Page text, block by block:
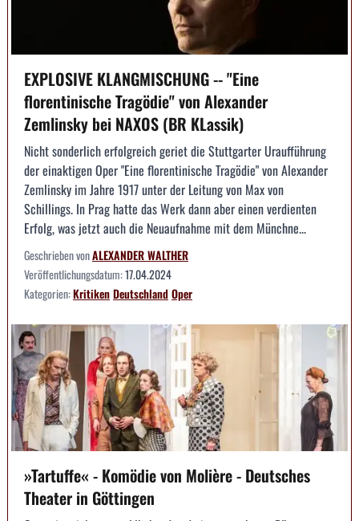
EXPLOSIVE KLANGMISCHUNG -- "Eine
florentinische Tragödie" von Alexander
Zemlinsky bei NAXOS (BR KLassik)
Nicht sonderlich erfolgreich geriet die Stuttgarter Uraufführung
der einaktigen Oper "Eine florentinische Tragödie" von Alexander
Zemlinsky im Jahre 1917 unter der Leitung von Max von
Schillings. In Prag hatte das Werk dann aber einen verdienten
Erfolg, was jetzt auch die Neuaufnahme mit dem Münchne...
Geschrieben vonALEXANDER WALTHER
Veröffentlichungsdatum:17.04.2024
Kategorien:KritikenDeutschlandOper
»Tartuffe« - Komödie von Molière - Deutsches
Theater in Göttingen